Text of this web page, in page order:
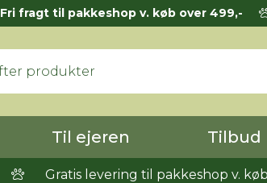
Fri fragt til pakkeshop v. køb over 499,-
Til ejeren Tilbud
Gratis levering til pakkeshop v.